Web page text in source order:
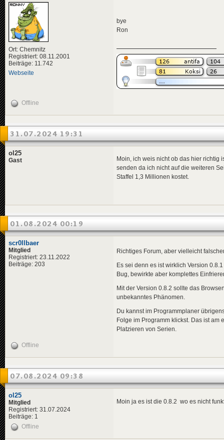
Ort: Chemnitz
Registriert: 08.11.2001
Beiträge: 11.742
Webseite
bye
Ron
Offline
31.07.2024 19:31
ol25
Gast
Moin, ich weis nicht ob das hier richtig
senden da ich nicht auf die weiteren
Staffel 1,3 Millionen kostet.
01.08.2024 00:19
scr0llbaer
Mitglied
Registriert: 23.11.2022
Beiträge: 203
Richtiges Forum, aber vielleicht
Es sei denn es ist wirklich Version
Bug, bewirkte aber komplettes
Mit der Version 0.8.2 sollte das
unbekanntes Phänomen.
Du kannst im Programmplaner
Folge im Programm klickst. Das ist
Platzieren von Serien.
Offline
07.08.2024 09:38
ol25
Mitglied
Registriert: 31.07.2024
Beiträge: 1
Moin ja es ist die 0.8.2 wo es nicht
Offline